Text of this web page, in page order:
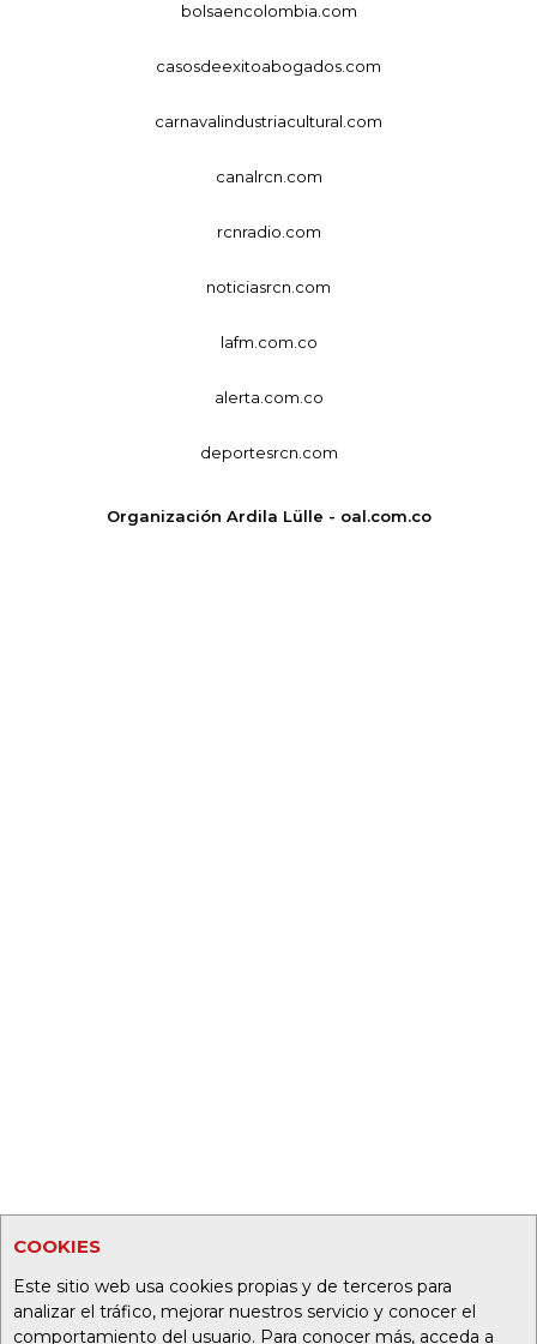
COOKIES
Este sitio web usa cookies propias y de terceros para
analizar el tráfico, mejorar nuestros servicio y conocer el
comportamiento del usuario. Para conocer más, acceda a
bolsaencolombia.com
casosdeexitoabogados.com
carnavalindustriacultural.com
canalrcn.com
rcnradio.com
noticiasrcn.com
lafm.com.co
alerta.com.co
deportesrcn.com
Organización Ardila Lülle - oal.com.co